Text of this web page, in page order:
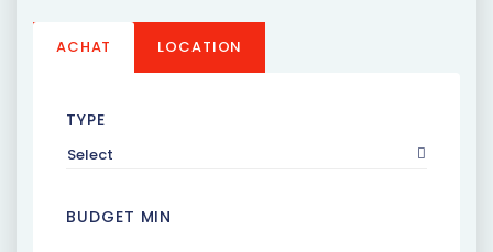
ACHAT LOCATION
TYPE
Select
BUDGET MIN